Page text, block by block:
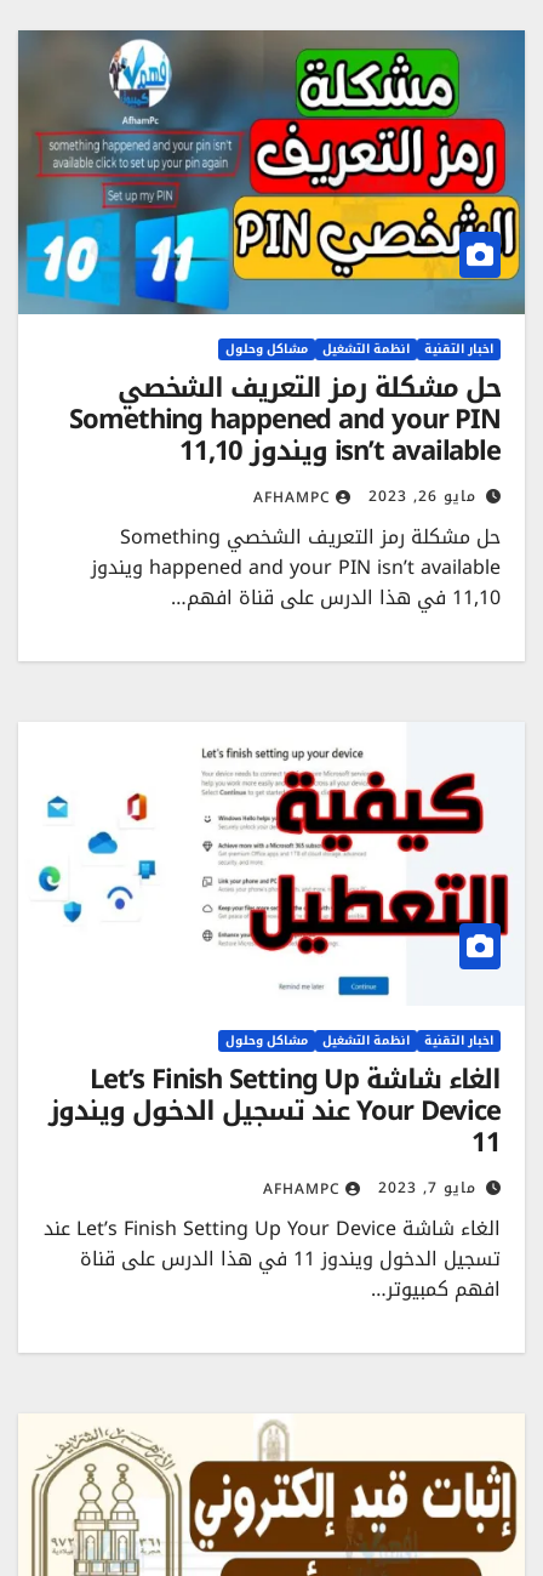
اخبار التقنية انظمة التشغيل مشاكل وحلول
حل مشكلة رمز التعريف الشخصي
Something happened and your PIN
isn’t available ويندوز 11,10
مايو 26, 2023 AFHAMPC
حل مشكلة رمز التعريف الشخصي Something
happened and your PIN isn’t available ويندوز
11,10 في هذا الدرس على قناة افهم…
اخبار التقنية انظمة التشغيل مشاكل وحلول
الغاء شاشة Let’s Finish Setting Up
Your Device عند تسجيل الدخول ويندوز
11
مايو 7, 2023 AFHAMPC
الغاء شاشة Let’s Finish Setting Up Your Device عند
تسجيل الدخول ويندوز 11 في هذا الدرس على قناة
افهم كمبيوتر…